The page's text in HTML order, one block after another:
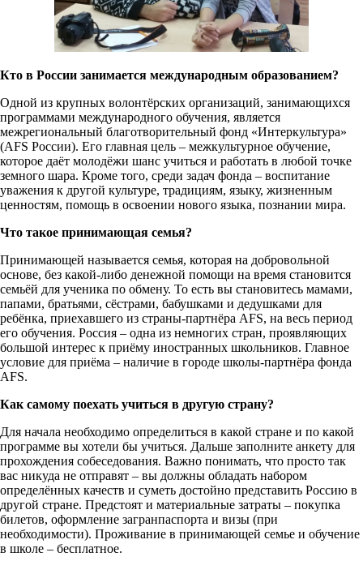
Кто в России занимается международным образованием?
Одной из крупных волонтёрских организаций, занимающихся
программами международного обучения, является
межрегиональный благотворительный фонд «Интеркультура»
(AFS России). Его главная цель – межкультурное обучение,
которое даёт молодёжи шанс учиться и работать в любой точке
земного шара. Кроме того, среди задач фонда – воспитание
уважения к другой культуре, традициям, языку, жизненным
ценностям, помощь в освоении нового языка, познании мира.
Что такое принимающая семья?
Принимающей называется семья, которая на добровольной
основе, без какой-либо денежной помощи на время становится
семьёй для ученика по обмену. То есть вы становитесь мамами,
папами, братьями, сёстрами, бабушками и дедушками для
ребёнка, приехавшего из страны-партнёра AFS, на весь период
его обучения. Россия – одна из немногих стран, проявляющих
большой интерес к приёму иностранных школьников. Главное
условие для приёма – наличие в городе школы-партнёра фонда
AFS.
Как самому поехать учиться в другую страну?
Для начала необходимо определиться в какой стране и по какой
программе вы хотели бы учиться. Дальше заполните анкету для
прохождения собеседования. Важно понимать, что просто так
вас никуда не отправят – вы должны обладать набором
определённых качеств и суметь достойно представить Россию в
другой стране. Предстоят и материальные затраты – покупка
билетов, оформление загранпаспорта и визы (при
необходимости). Проживание в принимающей семье и обучение
в школе – бесплатное.